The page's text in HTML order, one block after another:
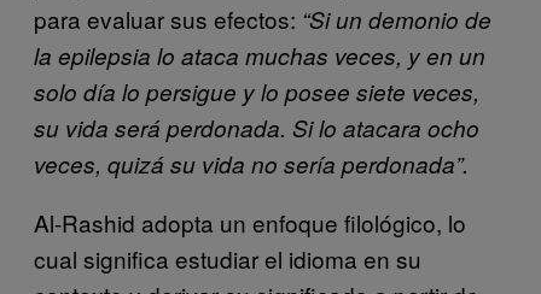
para evaluar sus efectos: “Si un demonio de
la epilepsia lo ataca muchas veces, y en un
solo día lo persigue y lo posee siete veces,
su vida será perdonada. Si lo atacara ocho
veces, quizá su vida no sería perdonada”.
Al-Rashid adopta un enfoque filológico, lo
cual significa estudiar el idioma en su